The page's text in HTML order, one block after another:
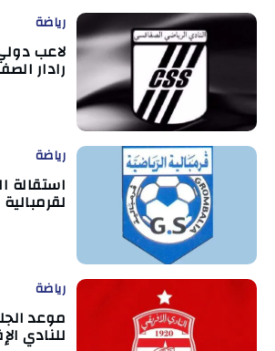
رياضة
لاعب
رادار
رياضة
استقالة
رياضة
موعد
للنادي